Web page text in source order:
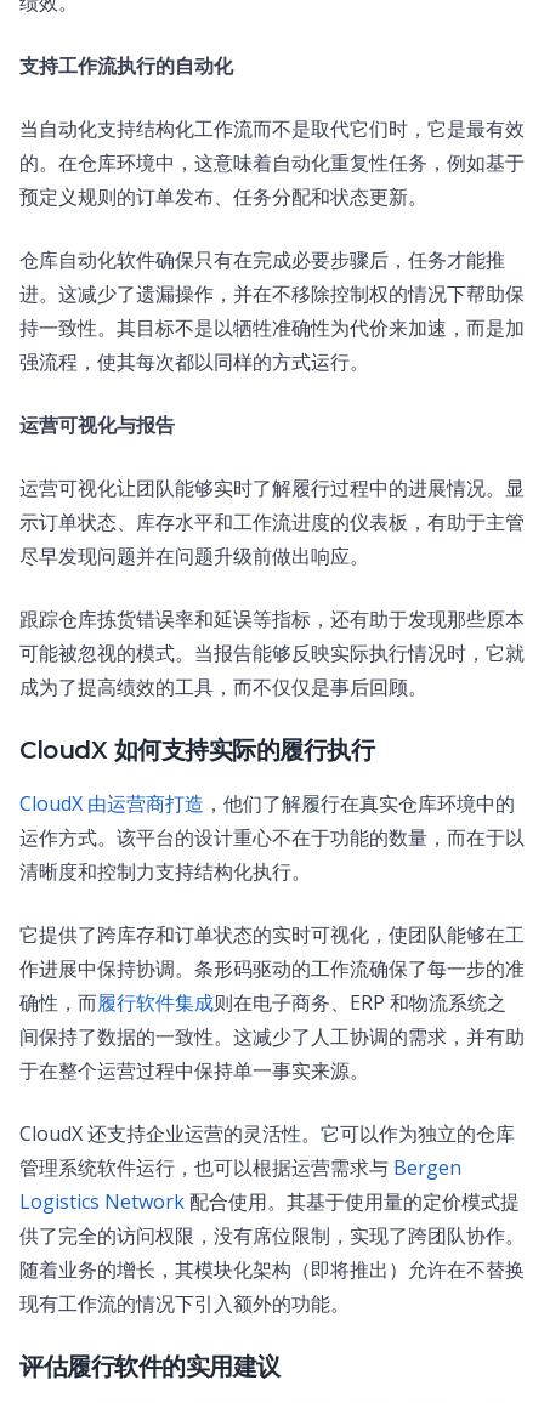
支持工作流执行的自动化
当自动化支持结构化工作流而不是取代它们时，它是最有效
的。在仓库环境中，这意味着自动化重复性任务，例如基于
预定义规则的订单发布、任务分配和状态更新。
仓库自动化软件确保只有在完成必要步骤后，任务才能推
进。这减少了遗漏操作，并在不移除控制权的情况下帮助保
持一致性。其目标不是以牺牲准确性为代价来加速，而是加
强流程，使其每次都以同样的方式运行。
运营可视化与报告
运营可视化让团队能够实时了解履行过程中的进展情况。显
示订单状态、库存水平和工作流进度的仪表板，有助于主管
尽早发现问题并在问题升级前做出响应。
跟踪仓库拣货错误率和延误等指标，还有助于发现那些原本
可能被忽视的模式。当报告能够反映实际执行情况时，它就
成为了提高绩效的工具，而不仅仅是事后回顾。
CloudX 如何支持实际的履行执行
CloudX 由运营商打造 ，他们了解履行在真实仓库环境中的
运作方式。该平台的设计重心不在于功能的数量，而在于以
清晰度和控制力支持结构化执行。
它提供了跨库存和订单状态的实时可视化，使团队能够在工
作进展中保持协调。条形码驱动的工作流确保了每一步的准
确性，而履行软件集成则在电子商务、ERP 和物流系统之
间保持了数据的一致性。这减少了人工协调的需求，并有助
于在整个运营过程中保持单一事实来源。
CloudX 还支持企业运营的灵活性。它可以作为独立的仓库
管理系统软件运行，也可以根据运营需求与 Bergen
Logistics Network配合使用。其基于使用量的定价模式提
供了完全的访问权限，没有席位限制，实现了跨团队协作。
随着业务的增长，其模块化架构（即将推出）允许在不替换
现有工作流的情况下引入额外的功能。
评估履行软件的实用建议